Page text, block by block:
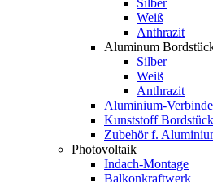
Silber
Weiß
Anthrazit
Aluminum
Silber
Weiß
Anthrazit
Aluminium-
Kunststoff
Zubehör f.
Photovoltaik
Indach-Montage
Balkonkraftwerk